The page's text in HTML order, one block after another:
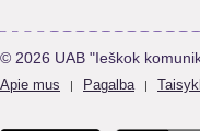
© 2026 UAB "Ieškok
Apie mus | Pagalba |